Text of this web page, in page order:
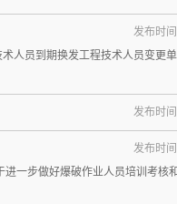
人员到期换发工程技术人员变更
发布时
发布时
一步做好爆破作业人员培训考核
发布时